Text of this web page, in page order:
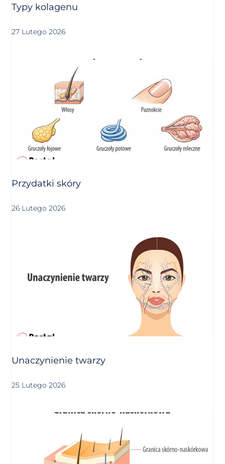
Typy kolagenu
27 Lutego 2026
Przydatki skóry
26 Lutego 2026
Unaczynienie twarzy
25 Lutego 2026